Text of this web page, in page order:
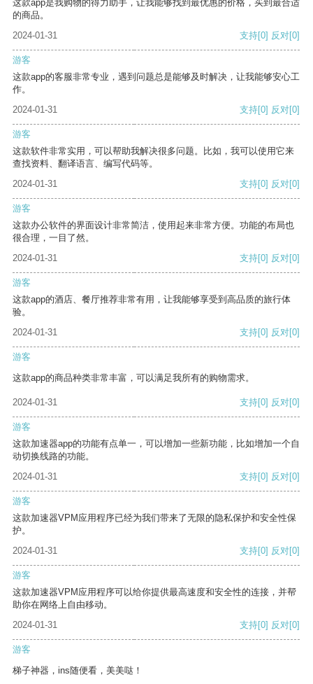
这款app是我购物的得力助手，让我能够找到最优惠的价格，买到最合适
的商品。
2024-01-31
支持[0] 反对[0]
游客
这款app的客服非常专业，遇到问题总是能够及时解决，让我能够安心工
作。
2024-01-31
支持[0] 反对[0]
游客
这款软件非常实用，可以帮助我解决很多问题。比如，我可以使用它来
查找资料、翻译语言、编写代码等。
2024-01-31
支持[0] 反对[0]
游客
这款办公软件的界面设计非常简洁，使用起来非常方便。功能的布局也
很合理，一目了然。
2024-01-31
支持[0] 反对[0]
游客
这款app的酒店、餐厅推荐非常有用，让我能够享受到高品质的旅行体
验。
2024-01-31
支持[0] 反对[0]
游客
这款app的商品种类非常丰富，可以满足我所有的购物需求。
2024-01-31 支持[0] 反对[0]
游客
这款加速器app的功能有点单一，可以增加一些新功能，比如增加一个自
动切换线路的功能。
2024-01-31
支持[0] 反对[0]
游客
这款加速器VPM应用程序已经为我们带来了无限的隐私保护和安全性保
护。
2024-01-31
支持[0] 反对[0]
游客
这款加速器VPM应用程序可以给你提供最高速度和安全性的连接，并帮
助你在网络上自由移动。
2024-01-31
支持[0] 反对[0]
游客
梯子神器，ins随便看，美美哒！